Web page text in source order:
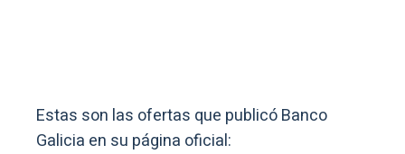
Estas son las ofertas que publicó Banco
Galicia en su página oficial: